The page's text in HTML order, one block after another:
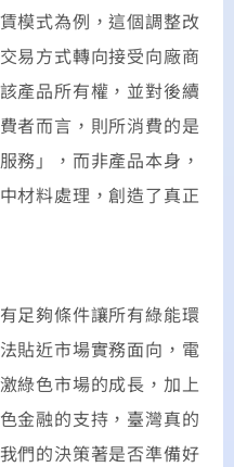
模式為例，這個調整改
易方式轉向接受向廠商
產品所有權，並對後續
者而言，則所消費的是
務」，而非產品本身，
材料處理，創造了真正
夠條件讓所有綠能環
貼近市場實務面向，電
綠色市場的成長，加上
金融的支持，臺灣真的
們的決策著是否準備好